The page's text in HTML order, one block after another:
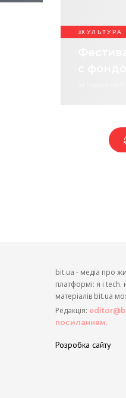
КУЛЬТУРА
bit.ua - медіа про
платформі: я і tech.
матеріалів bit.ua
Редакція:
посиланням.
Розробка сайту